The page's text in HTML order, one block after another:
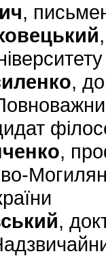
,
,
,
,